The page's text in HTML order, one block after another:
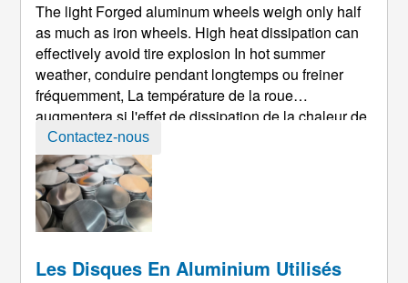
The light Forged aluminum wheels weigh only half
as much as iron wheels. High heat dissipation can
effectively avoid tire explosion In hot summer
weather, conduire pendant longtemps ou freiner
fréquemment, La température de la roue
augmentera si l'effet de dissipation de la chaleur de
la roue n'est pas bon. Les pneus ont tendance à
éclater lorsqu'ils tournent ou dans de mauvaises
conditions routières. Les roues en aluminium avec
une bonne dissipation de chaleur peuvent
efficacement ...
Contactez-nous
Les Disques En Aluminium Utilisés